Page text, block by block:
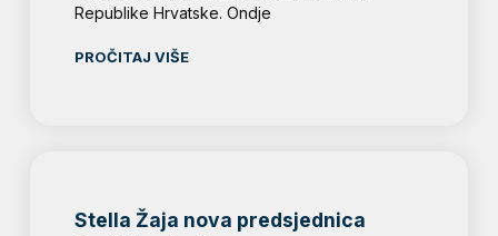
Republike Hrvatske. Ondje
PROČITAJ VIŠE
Stella Žaja nova predsjednica